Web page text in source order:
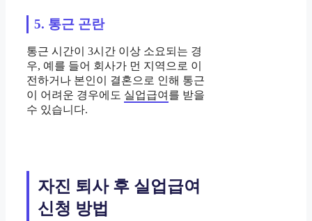
5. 통근 곤란
통근 시간이 3시간 이상 소요되는 경
우, 예를 들어 회사가 먼 지역으로 이
전하거나 본인이 결혼으로 인해 통근
이 어려운 경우에도 실업급여 를 받을
수 있습니다.
자진 퇴사 후 실업급여
신청 방법